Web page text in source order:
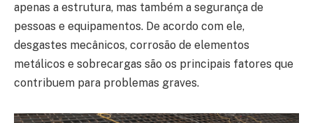
apenas a estrutura, mas também a segurança de
pessoas e equipamentos. De acordo com ele,
desgastes mecânicos, corrosão de elementos
metálicos e sobrecargas são os principais fatores que
contribuem para problemas graves.